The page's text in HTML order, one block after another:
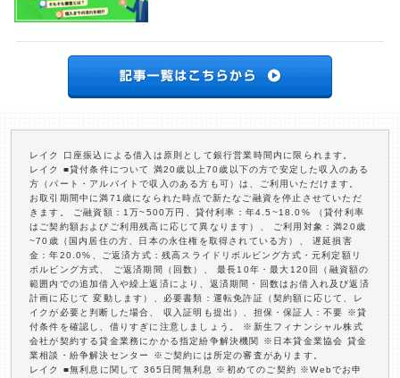
レイク 口座振込による借入は原則として銀行営業時間内に限られます。
レイク ■貸付条件について 満20歳以上70歳以下の方で安定した収入のある
方（パート・アルバイトで収入のある方も可）は、ご利用いただけます。
お取引期間中に満71歳になられた時点で新たなご融資を停止させていただ
きます。 ご融資額：1万~500万円、貸付利率：年4.5~18.0% （貸付利率
はご契約額およびご利用残高に応じて異なります）、 ご利用対象：満20歳
~70歳（国内居住の方、日本の永住権を取得されている方）、 遅延損害
金：年20.0%、ご返済方式：残高スライドリボルビング方式・元利定額リ
ボルビング方式、 ご返済期間（回数）、 最長10年・最大120回（融資額の
範囲内での追加借入や繰上返済により、返済期間・回数はお借入れ及び返済
計画に応じて 変動します）、必要書類：運転免許証（契約額に応じて、レ
イクが必要と判断した場合、 収入証明も提出）、担保・保証人：不要 ※貸
付条件を確認し、借りすぎに注意しましょう。 ※新生フィナンシャル株式
会社が契約する貸金業務にかかる指定紛争解決機関 ※日本貸金業協会 貸金
業相談・紛争解決センター ※ご契約には所定の審査があります。
レイク ■無利息に関して 365日間無利息 ※初めてのご契約 ※Webでお申